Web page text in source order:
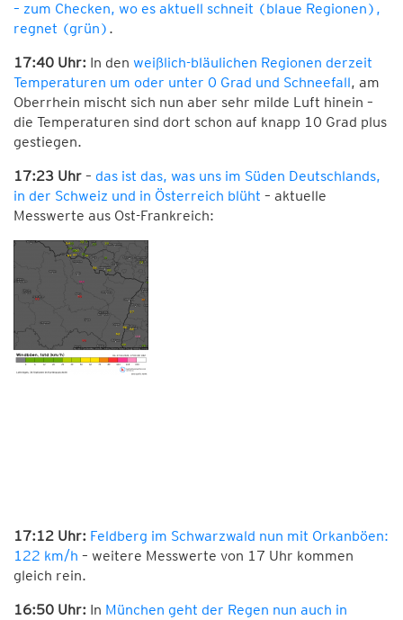
– zum Checken, wo es aktuell schneit (blaue Regionen),
regnet (grün) .
17:40 Uhr: In den weißlich-bläulichen Regionen derzeit
Temperaturen um oder unter 0 Grad und Schneefall, am
Oberrhein mischt sich nun aber sehr milde Luft hinein –
die Temperaturen sind dort schon auf knapp 10 Grad plus
gestiegen.
17:23 Uhr – das ist das, was uns im Süden Deutschlands,
in der Schweiz und in Österreich blüht – aktuelle
Messwerte aus Ost-Frankreich:
17:12 Uhr: Feldberg im Schwarzwald nun mit Orkanböen:
122 km/h – weitere Messwerte von 17 Uhr kommen
gleich rein.
16:50 Uhr: In München geht der Regen nun auch in